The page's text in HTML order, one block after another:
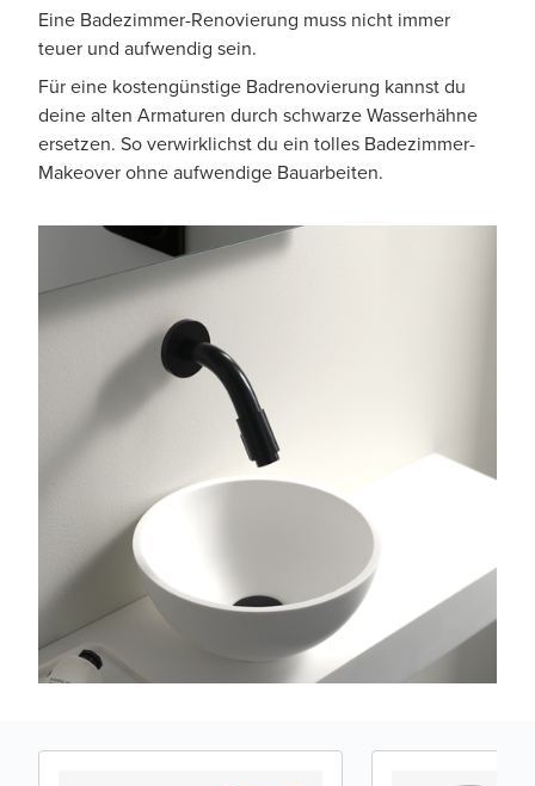
Eine Badezimmer-Renovierung muss nicht immer
teuer und aufwendig sein.
Für eine kostengünstige Badrenovierung kannst du
deine alten Armaturen durch schwarze Wasserhähne
ersetzen. So verwirklichst du ein tolles Badezimmer-
Makeover ohne aufwendige Bauarbeiten.